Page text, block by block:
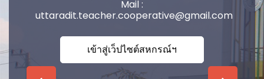
Mail :
uttaradit.teacher.cooperative@gmail.com
เข้าสู่เว็ปไซต์สหกรณ์ฯ